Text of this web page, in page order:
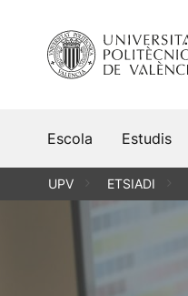
contingut
Escola Estudis
UPV ETSIADI